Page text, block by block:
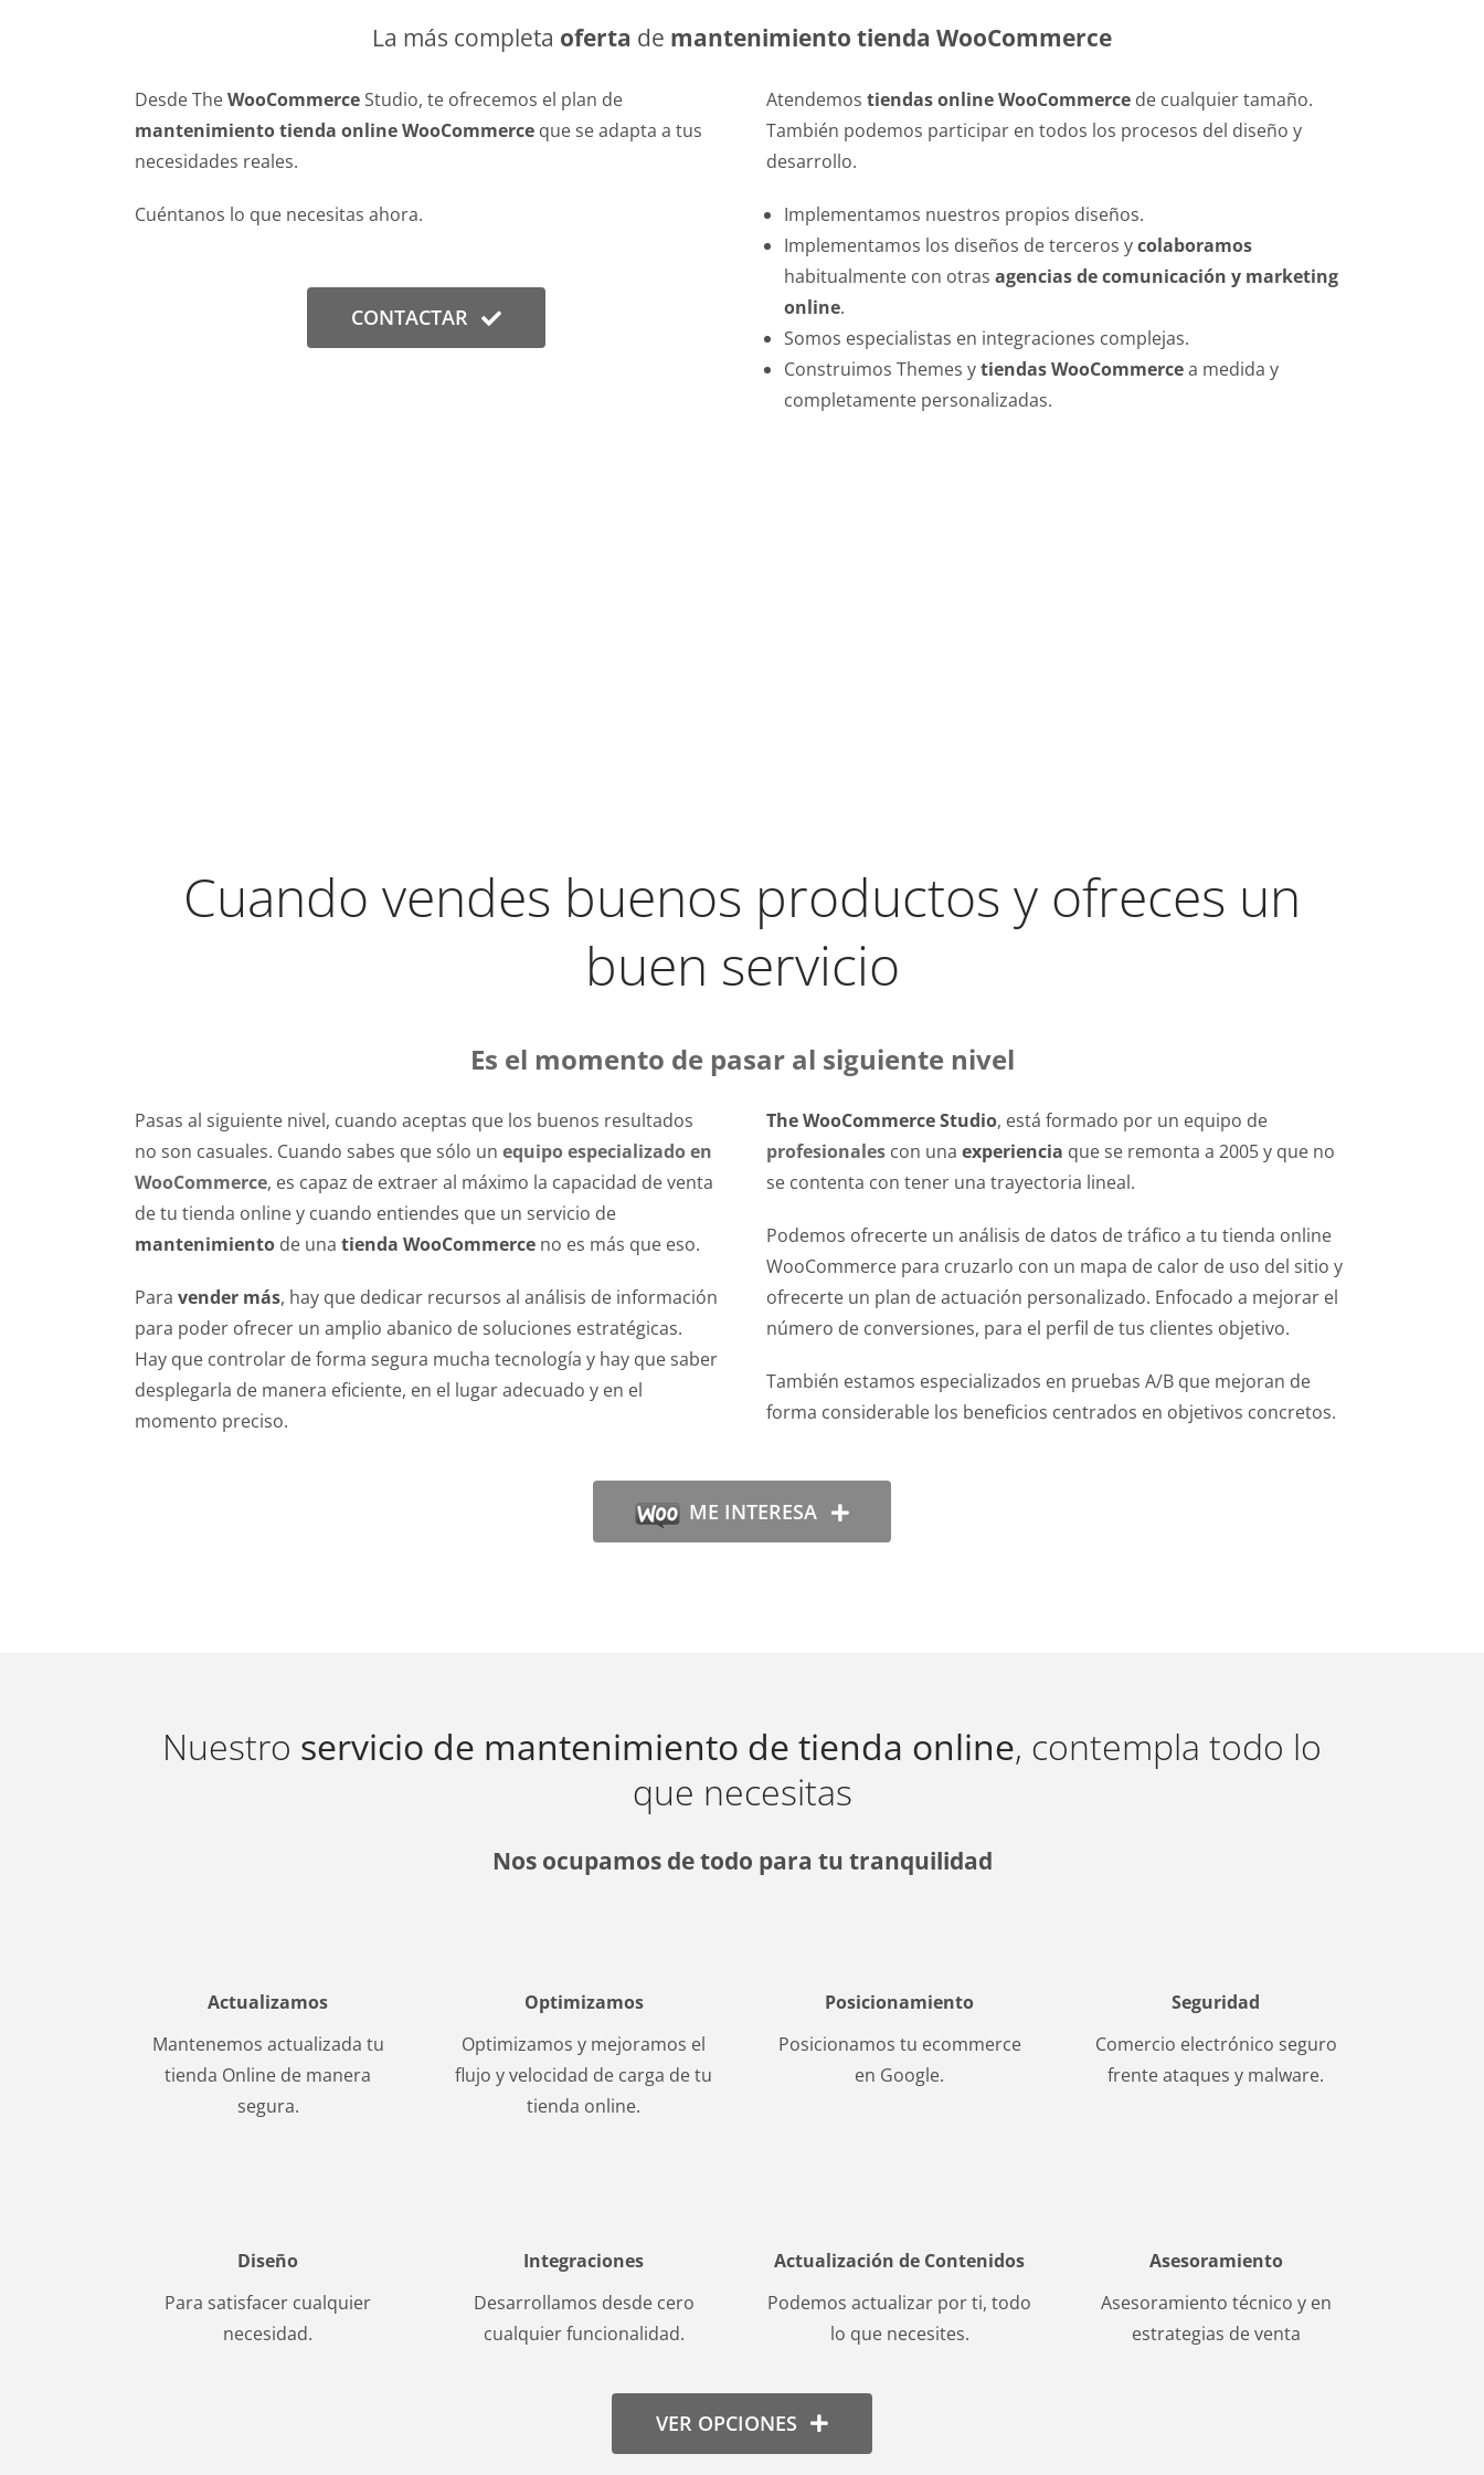
La más completa oferta de mantenimiento tienda WooCommerce
Desde TheWooCommerceStudio, te ofrecemos el plan de
mantenimiento tienda online WooCommerceque se adapta a tus
necesidades reales.
Cuéntanos lo que necesitas ahora.
CONTACTAR
Atendemos tiendas online WooCommercede cualquier tamaño.
También podemos participar en todos los procesos del diseño y
desarrollo.
Implementamos nuestros propios diseños.
Implementamos los diseños de terceros ycolaboramos
habitualmente con otras agencias de comunicación y marketing
online.
Somos especialistas en integraciones complejas.
Construimos Themes ytiendas WooCommercea medida y
completamente personalizadas.
Cuando vendes buenos productos y ofreces un
buen servicio
Es el momento de pasar al siguiente nivel
Pasas al siguiente nivel, cuando aceptas que los buenos resultados
no son casuales. Cuando sabes que sólo un equipo especializado en
WooCommerce, es capaz de extraer al máximo la capacidad de venta
de tu tienda online y cuando entiendes que un servicio de
mantenimientode una tienda WooCommerceno es más que eso.
Para vender más, hay que dedicar recursos al análisis de información
para poder ofrecer un amplio abanico de soluciones estratégicas.
Hay que controlar de forma segura mucha tecnología y hay que saber
desplegarla de manera eficiente, en el lugar adecuado y en el
momento preciso.
The WooCommerce Studio, está formado por un equipo de
profesionales con una experiencia que se remonta a 2005 y que no
se contenta con tener una trayectoria lineal.
Podemos ofrecerte un análisis de datos de tráfico a tu tienda online
WooCommerce para cruzarlo con un mapa de calor de uso del sitio y
ofrecerte un plan de actuación personalizado. Enfocado a mejorar el
número de conversiones, para el perfil de tus clientes objetivo.
También estamos especializados en pruebas A/B que mejoran de
forma considerable los beneficios centrados en objetivos concretos.
ME INTERESA
Nuestro servicio de mantenimiento de tienda online, contempla todo lo
que necesitas
Nos ocupamos de todo para tu tranquilidad
Actualizamos
Mantenemos actualizada tu
tienda Online de manera
segura.
Optimizamos
Optimizamos y mejoramos el
flujo y velocidad de carga de tu
tienda online.
Posicionamiento
Posicionamos tu ecommerce
en Google.
Seguridad
Comercio electrónico seguro
frente ataques y malware.
Diseño
Para satisfacer cualquier
necesidad.
Integraciones
Desarrollamos desde cero
cualquier funcionalidad.
Actualización de Contenidos
Podemos actualizar por ti, todo
lo que necesites.
Asesoramiento
Asesoramiento técnico y en
estrategias de venta
VER OPCIONES